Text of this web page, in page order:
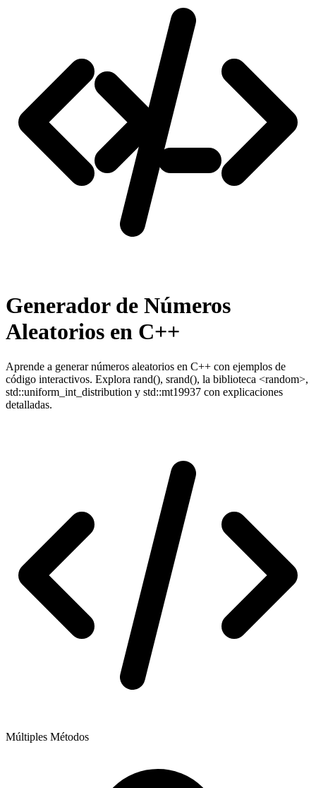
Generador de Números
Aleatorios en C++
Aprende a generar números aleatorios en C++ con ejemplos de
código interactivos. Explora rand(), srand(), la biblioteca <random>,
std::uniform_int_distribution y std::mt19937 con explicaciones
detalladas.
Múltiples Métodos